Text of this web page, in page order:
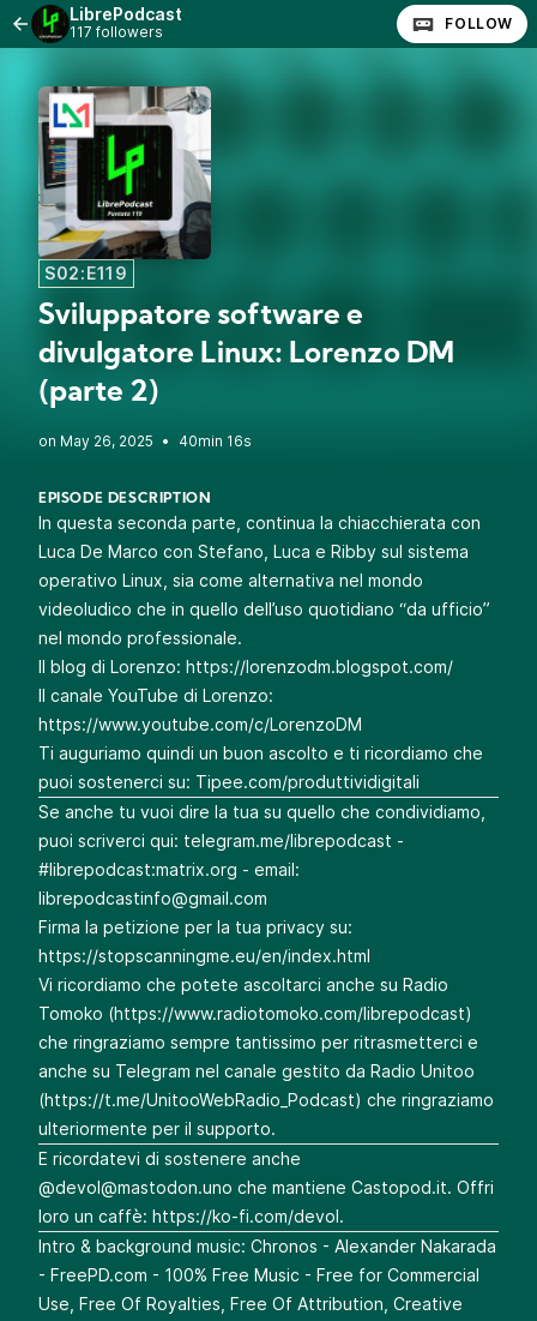
LibrePodcast
117 followers FOLLOW
S02:E119
Sviluppatore software e
divulgatore Linux: Lorenzo DM
(parte 2)
• 40min 16s
EPISODE DESCRIPTION
In questa seconda parte, continua la chiacchierata con
Luca De Marco con Stefano, Luca e Ribby sul sistema
operativo Linux, sia come alternativa nel mondo
videoludico che in quello dell’uso quotidiano “da ufficio”
nel mondo professionale.
Il blog di Lorenzo: https://lorenzodm.blogspot.com/
Il canale YouTube di Lorenzo:
https://www.youtube.com/c/LorenzoDM
Ti auguriamo quindi un buon ascolto e ti ricordiamo che
puoi sostenerci su: Tipee.com/produttividigitali
Se anche tu vuoi dire la tua su quello che condividiamo,
puoi scriverci qui: telegram.me/librepodcast -
#librepodcast:matrix.org - email:
librepodcastinfo@gmail.com
Firma la petizione per la tua privacy su:
https://stopscanningme.eu/en/index.html
Vi ricordiamo che potete ascoltarci anche su Radio
Tomoko (https://www.radiotomoko.com/librepodcast)
che ringraziamo sempre tantissimo per ritrasmetterci e
anche su Telegram nel canale gestito da Radio Unitoo
(https://t.me/UnitooWebRadio_Podcast) che ringraziamo
ulteriormente per il supporto.
E ricordatevi di sostenere anche
@devol@mastodon.uno che mantiene Castopod.it. Offri
loro un caffè: https://ko-fi.com/devol.
Intro & background music: Chronos - Alexander Nakarada
- FreePD.com⁠⁠⁠⁠⁠⁠⁠⁠⁠ - 100% Free Music - Free for Commercial
Use, Free Of Royalties, Free Of Attribution, Creative